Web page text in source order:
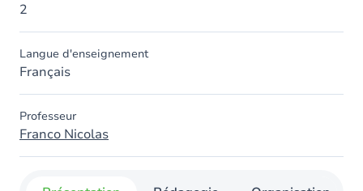
2
Langue d'enseignement
Français
Professeur
Franco Nicolas